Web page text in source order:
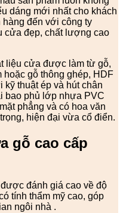
dáng mới nhất cho khách
đến với công ty
cửa đẹp, chất lượng cao
liệu cửa được làm từ gỗ,
hoặc gỗ thông ghép, HDF
thuật ép và hút chân
bao phủ lớp nhựa PVC
phẳng và có hoa văn
hiện đại vừa cổ điển.
gỗ cao cấp
đánh giá cao về độ
tính thẩm mỹ cao, góp
ngôi nhà .